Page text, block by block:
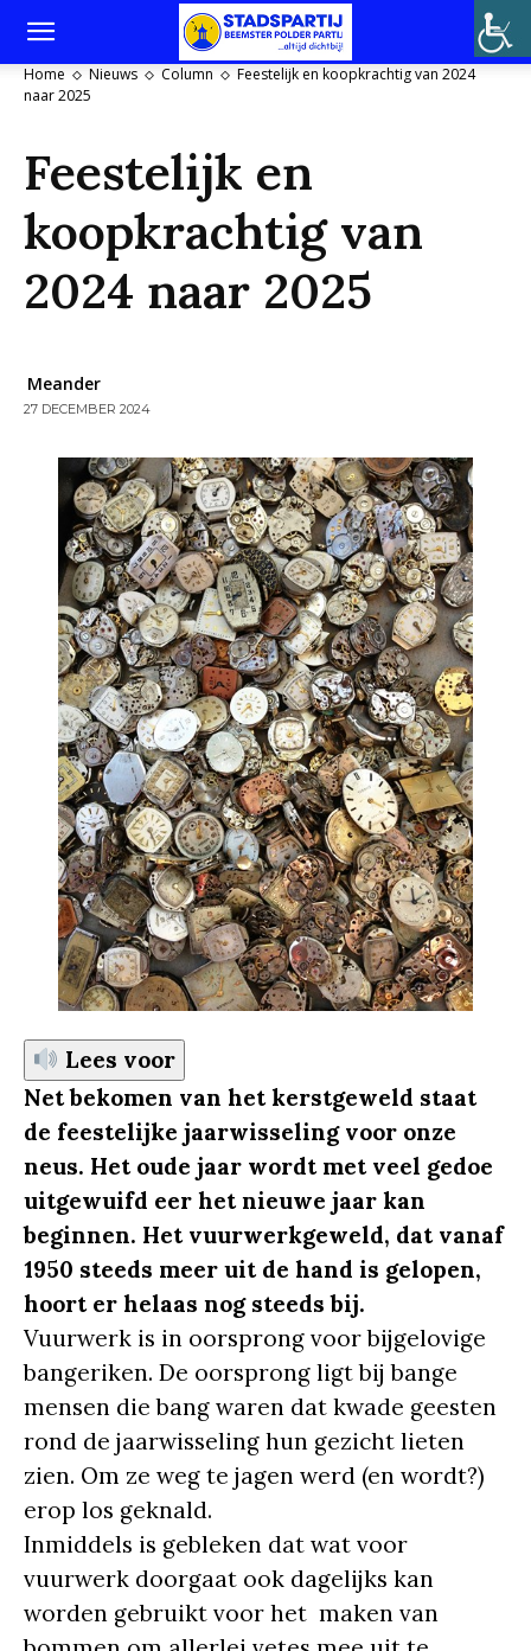
Home Nieuws Column
Feestelijk en koopkrachtig van 2024
naar 2025
Feestelijk en
koopkrachtig van
2024 naar 2025
Meander
27 DECEMBER 2024
Lees voor
Net bekomen van het kerstgeweld staat
de feestelijke jaarwisseling voor onze
neus. Het oude jaar wordt met veel gedoe
uitgewuifd eer het nieuwe jaar kan
beginnen. Het vuurwerkgeweld, dat vanaf
1950 steeds meer uit de hand is gelopen,
hoort er helaas nog steeds bij.
Vuurwerk is in oorsprong voor bijgelovige
bangeriken. De oorsprong ligt bij bange
mensen die bang waren dat kwade geesten
rond de jaarwisseling hun gezicht lieten
zien. Om ze weg te jagen werd (en wordt?)
erop los geknald.
Inmiddels is gebleken dat wat voor
vuurwerk doorgaat ook dagelijks kan
worden gebruikt voor het maken van